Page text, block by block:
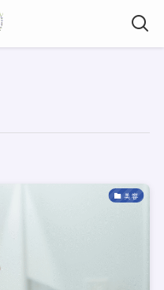
美容